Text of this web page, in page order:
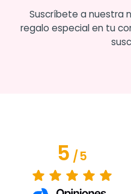
Suscríbete a nuestra
regalo especial en tu
5/5